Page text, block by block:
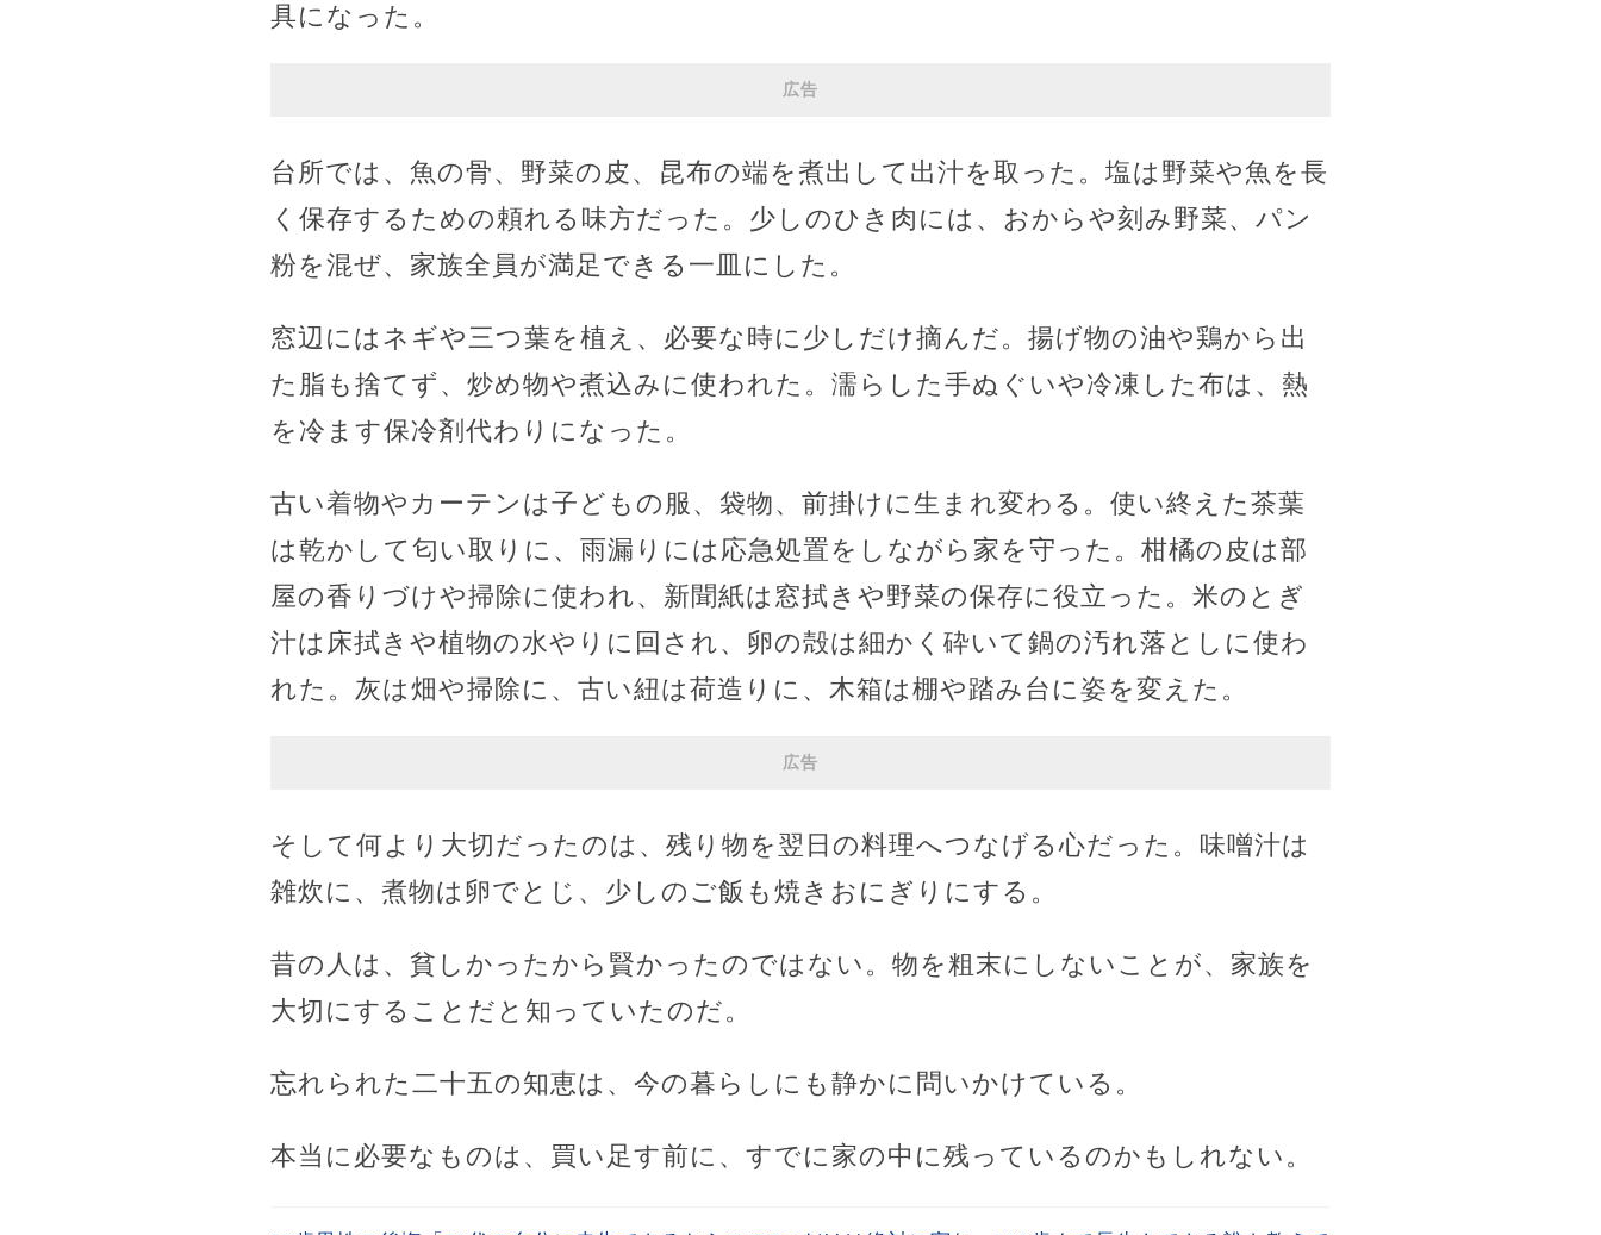
具になった。
広告
台所では、魚の骨、野菜の皮、昆布の端を煮出して出汁を取った。塩は野菜や魚を長
く保存するための頼れる味方だった。少しのひき肉には、おからや刻み野菜、パン
粉を混ぜ、家族全員が満足できる一皿にした。
窓辺にはネギや三つ葉を植え、必要な時に少しだけ摘んだ。揚げ物の油や鶏から出
た脂も捨てず、炒め物や煮込みに使われた。濡らした手ぬぐいや冷凍した布は、熱
を冷ます保冷剤代わりになった。
古い着物やカーテンは子どもの服、袋物、前掛けに生まれ変わる。使い終えた茶葉
は乾かして匂い取りに、雨漏りには応急処置をしながら家を守った。柑橘の皮は部
屋の香りづけや掃除に使われ、新聞紙は窓拭きや野菜の保存に役立った。米のとぎ
汁は床拭きや植物の水やりに回され、卵の殻は細かく砕いて鍋の汚れ落としに使わ
れた。灰は畑や掃除に、古い紐は荷造りに、木箱は棚や踏み台に姿を変えた。
広告
そして何より大切だったのは、残り物を翌日の料理へつなげる心だった。味噌汁は
雑炊に、煮物は卵でとじ、少しのご飯も焼きおにぎりにする。
昔の人は、貧しかったから賢かったのではない。物を粗末にしないことが、家族を
大切にすることだと知っていたのだ。
忘れられた二十五の知恵は、今の暮らしにも静かに問いかけている。
本当に必要なものは、買い足す前に、すでに家の中に残っているのかもしれない。